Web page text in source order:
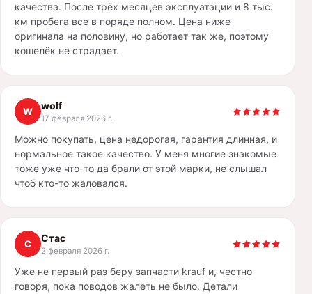
качества. После трёх месяцев эксплуатации и 8 тыс.
км пробега все в поряде полном. Цена ниже
оригинала на половину, но работает так же, поэтому
кошелёк не страдает.
W wolf
17 февраля 2026 г.
Можно покупать, цена недорогая, гарантия длинная, и
нормальное такое качество. У меня многие знакомые
тоже уже что-то да брали от этой марки, не слышал
чтоб кто-то жаловался.
С Стас
2 февраля 2026 г.
Уже не первый раз беру запчасти krauf и, честно
говоря, пока поводов жалеть не было. Детали